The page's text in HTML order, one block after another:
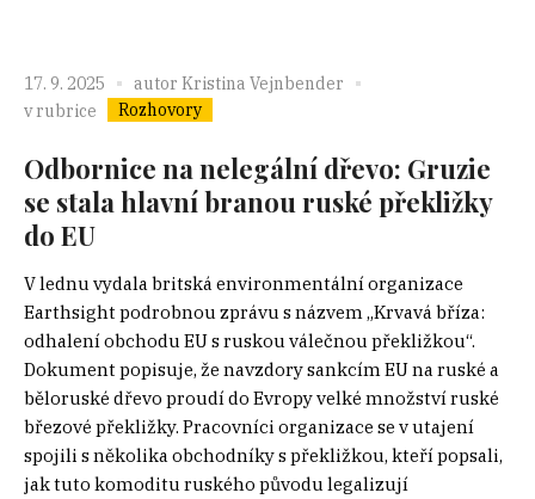
17. 9. 2025 autor Kristina Vejnbender
v rubrice
Rozhovory
Odbornice na nelegální dřevo: Gruzie
se stala hlavní branou ruské překližky
do EU
V lednu vydala britská environmentální organizace
Earthsight podrobnou zprávu s názvem „Krvavá bříza:
odhalení obchodu EU s ruskou válečnou překližkou“.
Dokument popisuje, že navzdory sankcím EU na ruské a
běloruské dřevo proudí do Evropy velké množství ruské
březové překližky. Pracovníci organizace se v utajení
spojili s několika obchodníky s překližkou, kteří popsali,
jak tuto komoditu ruského původu legalizují